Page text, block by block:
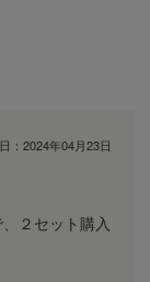
：2024年04月23日
２セット購入